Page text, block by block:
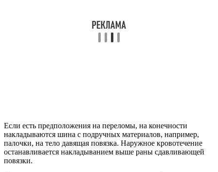
Если есть предположения на переломы, на конечности
накладываются шина с подручных материалов, например,
палочки, на тело давящая повязка. Наружное кровотечение
останавливается накладыванием выше раны сдавливающей
повязки.